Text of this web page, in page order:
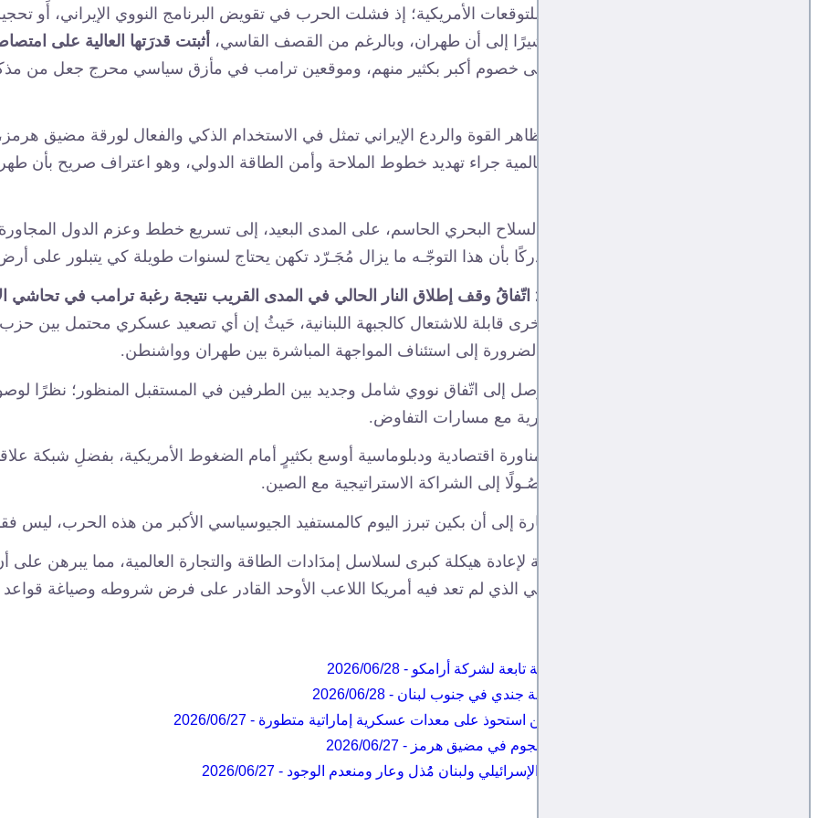
وجاءت النتيجة جاءت معاكسة تمامًا للتوقعات الأمريكية؛ إذ فشلت الحرب في تقويض البرنامج النووي الإيراني، أَو
إلى سقوط رهان إسقاط النظام، مُشيرًا إلى أن طهران، وبالرغم من القصف القاسي، أثبتت قدرَتها العالية على
بنجاح الإيرانيين في فرض التعادل على خصوم أكبر بكثير منهم، وموقعين ترامب في مأزق سياسي محرج جعل من مذكرة
ورأى الخبير الأمريكي أن أحد أهم مظاهر القوة والردع الإيراني تمثل في الاستخدام الذكي والفعال لورقة مضيق
خشية انهيار المنظومة الاقتصادية العالمية جراء تهديد خطوط الملاحة وأمن الطاقة الدولي، وهو اعتراف صريح بأن
وتوقع بريمر أن يؤدي استخدام هذه السلاح البحري الحاسم، على المدى البعيد، إلى تسريع خطط وعزم الدول
الاعتماد العالمي على المضيق، مستدركًا بأن هذا التوجّـه ما يزال مُجَـرّد تكهن يحتاج لسنوات طويلة كي يتبلور على
يصمُدَ اتّفاقُ وقف إطلاق النار الحالي في المدى القريب نتيجة رغبة ترامب في تحاشي
الوقت ذاته من بقاء جبهات إقليمية أُخرى قابلة للاشتعال كالجبهة اللبنانية، حَيثُ إن أي تصعيد عسكري محتمل بين حزب
الميدانية في المنطقة دون أن يقود بالضرورة إلى استئناف المواجهة المباشرة بين طهران وواشنطن.
واستبعد بريمر في حديثه إمْكَانية التوصل إلى اتّفاق نووي شامل وجديد بين الطرفين في المستقبل المنظور؛ نظرًا
مسبوقة جراء تزامن الغارات العسكرية مع مسارات التفاوض.
وأكّـد أن إيران باتت تمتلك هوامش مناورة اقتصادية ودبلوماسية أوسع بكثيرٍ أمام الضغوط الأمريكية، بفضلِ شبكة
سلطنة عمان، وقطر، والسعوديّة، وُصُـولًا إلى الشراكة الاستراتيجية مع الصين.
واختتم الخبير السياسي قراءتَه بالإشارة إلى أن بكين تبرز اليوم كالمستفيد الجيوسياسي الأكبر من هذه الحرب، ليس
وعزّز الصراع الإقليمي الحاجة الدولية لإعادة هيكلة كبرى لسلاسل إمدَادات الطاقة والتجارة العالمية، مما يبرهن
هيكلية أعمق في ميزان القوى العالمي الذي لم تعد فيه أمريكا اللاعب الأوحد القادر على فرض شروطه وصياغة قواعد
2026/06/28
إسرائيل تعترف بمقتل ضابط وإصابة جندي في جنوب لبنان - 2026/06/28
مجلة فرنسية: تنظيم القاعدة باليمن استحوذ على معدات عسكرية إماراتية متطورة - 2026/06/27
هيئة بريطانية تعلن تعرّض سفينة لهجوم في مضيق هرمز - 2026/06/27
حزب الله: اتفاق الإطار بين الكيان الإسرائيلي ولبنان مُُذل وعار ومنعدم الوجود - 2026/06/27